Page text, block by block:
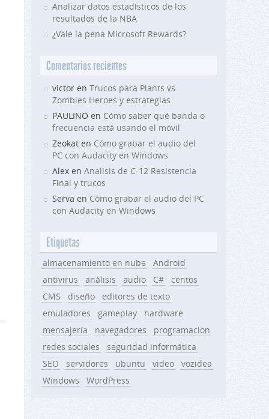
Analizar datos estadísticos de los
resultados de la NBA
¿Vale la pena Microsoft Rewards?
Comentarios recientes
victor en Trucos para Plants vs
Zombies Heroes y estrategias
PAULINO en Cómo saber qué banda o
frecuencia está usando el móvil
Zeokat en Cómo grabar el audio del
PC con Audacity en Windows
Alex en Analisis de C-12 Resistencia
Final y trucos
Serva en Cómo grabar el audio del PC
con Audacity en Windows
Etiquetas
almacenamiento en nube
Android
antivirus
análisis audio C#
centos
CMS
diseño
editores de texto
emuladores
gameplay
hardware
mensajería
navegadores
programacion
redes sociales
seguridad informática
SEO
servidores ubuntu video
vozidea
Windows
WordPress